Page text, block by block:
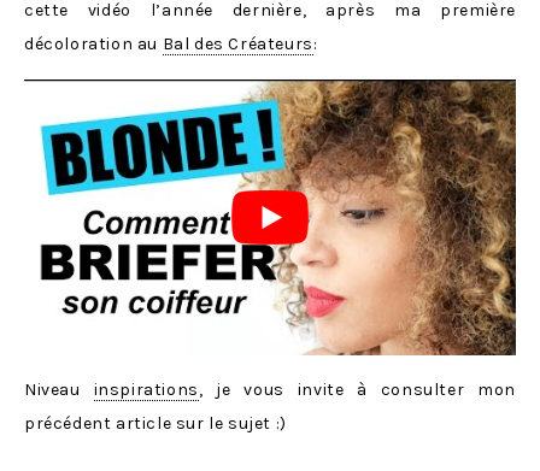
cette vidéo l’année dernière, après ma première
décoloration au Bal des Créateurs:
Niveau inspirations, je vous invite à consulter mon
précédent article sur le sujet :)